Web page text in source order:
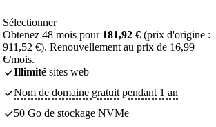
Sélectionner
Obtenez 48 mois pour 181,92 € (prix d'origine :
911,52 €). Renouvellement au prix de 16,99
€/mois.
Illimité sites web
Nom de domaine gratuit pendant 1 an
50 Go de stockage NVMe